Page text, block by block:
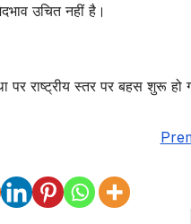
उचित नहीं है।
पर राष्ट्रीय स्तर पर बहस शुरू हो